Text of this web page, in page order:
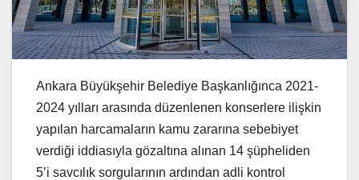
Ankara Büyükşehir Belediye Başkanlığınca 2021-
2024 yılları arasında düzenlenen konserlere ilişkin
yapılan harcamaların kamu zararına sebebiyet
verdiği iddiasıyla gözaltına alınan 14 şüpheliden
5’i savcılık sorgularının ardından adli kontrol